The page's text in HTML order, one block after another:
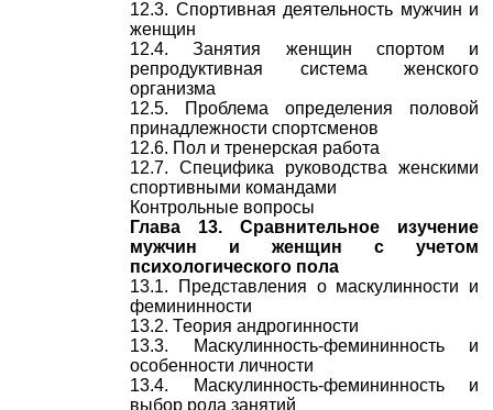
12.3. Спортивная деятельность мужчин и
женщин
12.4. Занятия женщин спортом и
репродуктивная система женского
организма
12.5. Проблема определения половой
принадлежности спортсменов
12.6. Пол и тренерская работа
12.7. Специфика руководства женскими
спортивными командами
Контрольные вопросы
Глава 13. Сравнительное изучение
мужчин и женщин с учетом
психологического пола
13.1. Представления о маскулинности и
фемининности
13.2. Теория андрогинности
13.3. Маскулинность-фемининность и
особенности личности
13.4. Маскулинность-фемининность и
выбор рода занятий